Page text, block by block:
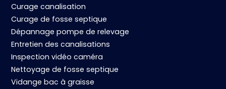
Curage canalisation
Curage de fosse septique
Dépannage pompe de relevage
Entretien des canalisations
Inspection vidéo caméra
Nettoyage de fosse septique
Vidange bac à graisse